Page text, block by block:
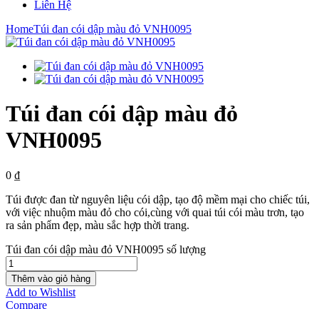
Liên Hệ
HomeTúi đan cói dập màu đỏ VNH0095
Túi đan cói dập màu đỏ
VNH0095
0 ₫
Túi được đan từ nguyên liệu cói dập, tạo độ mềm mại cho chiếc túi,
với việc nhuộm màu đỏ cho cói,cùng với quai túi cói màu trơn, tạo
ra sản phẩm đẹp, màu sắc hợp thời trang.
Túi đan cói dập màu đỏ VNH0095 số lượng
Thêm vào giỏ hàng
Add to Wishlist
Compare